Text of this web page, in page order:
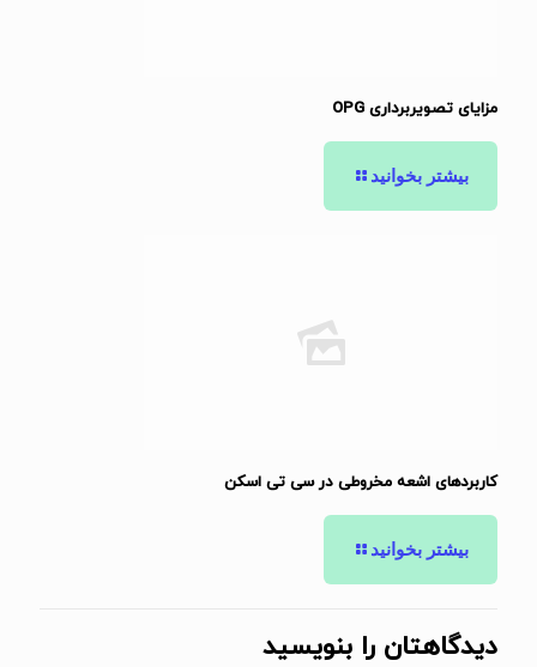
مزایای تصویربرداری OPG
بیشتر بخوانید
کاربردهای اشعه مخروطی در سی تی اسکن
بیشتر بخوانید
دیدگاهتان را بنویسید